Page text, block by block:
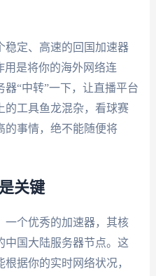
稳定、高速的回国加速器
用是将你的海外网络连
“中转”一下，让直播平台
的工具鱼龙混杂，看球赛
的事情，绝不能随便将
关键
一个优秀的加速器，其核
中国大陆服务器节点。这
据你的实时网络状况，